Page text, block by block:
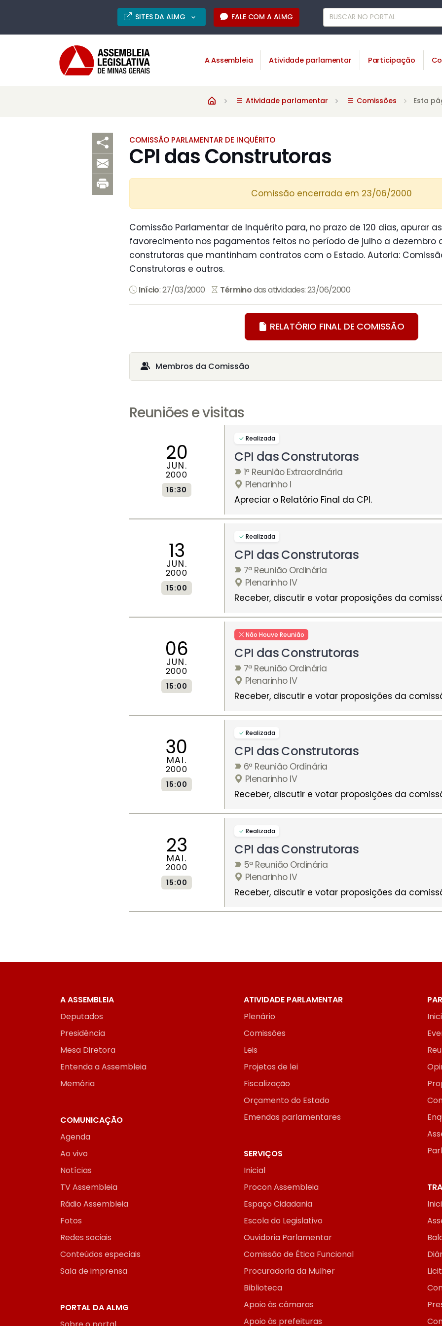
SITES DA ALMG FALE COM A ALMG
A Assembleia Atividade parlamentar Participação
Atividade parlamentar Comissões Esta
COMISSÃO PARLAMENTAR DE INQUÉRITO
CPI das Construtoras
Comissão encerrada em 23/06/2000
Comissão Parlamentar de Inquérito para, no prazo de 120 dias, apurar
favorecimento nos pagamentos feitos no período de julho a dezembro
construtoras que mantinham contratos com o Estado. Autoria:
Construtoras e outros.
Início: 27/03/2000 Términodas atividades: 23/06/2000
RELATÓRIO FINAL DE COMISSÃO
Membros da Comissão
Reuniões e visitas
20
JUN.
2000
16:30
Realizada
CPI das Construtoras
1ª Reunião Extraordinária
Plenarinho I
Apreciar o Relatório Final da CPI.
13
JUN.
2000
15:00
Realizada
CPI das Construtoras
7ª Reunião Ordinária
Plenarinho IV
Receber, discutir e votar proposições da
06
JUN.
2000
15:00
Não Houve Reunião
CPI das Construtoras
7ª Reunião Ordinária
Plenarinho IV
Receber, discutir e votar proposições da
30
MAI.
2000
15:00
Realizada
CPI das Construtoras
6ª Reunião Ordinária
Plenarinho IV
Receber, discutir e votar proposições da
23
MAI.
2000
15:00
Realizada
CPI das Construtoras
5ª Reunião Ordinária
Plenarinho IV
Receber, discutir e votar proposições da
A ASSEMBLEIA
Deputados
Presidência
Mesa Diretora
Entenda a Assembleia
Memória
ATIVIDADE PARLAMENTAR
Plenário
Comissões
Leis
Projetos de lei
Fiscalização
Orçamento do Estado
Emendas parlamentares
COMUNICAÇÃO
Agenda
Ao vivo
Notícias
TV Assembleia
Rádio Assembleia
Fotos
Redes sociais
Conteúdos especiais
Sala de imprensa
SERVIÇOS
Inicial
Procon Assembleia
Espaço Cidadania
Escola do Legislativo
Ouvidoria Parlamentar
Comissão de Ética Funcional
Procuradoria da Mulher
Biblioteca
Apoio às câmaras
Apoio às prefeituras
PORTAL DA ALMG